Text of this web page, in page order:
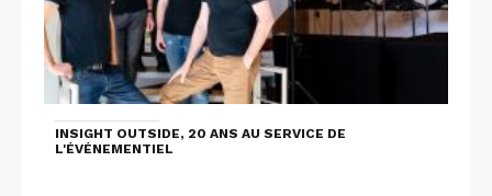
INSIGHT OUTSIDE, 20 ANS AU SERVICE DE
L'ÉVÉNEMENTIEL